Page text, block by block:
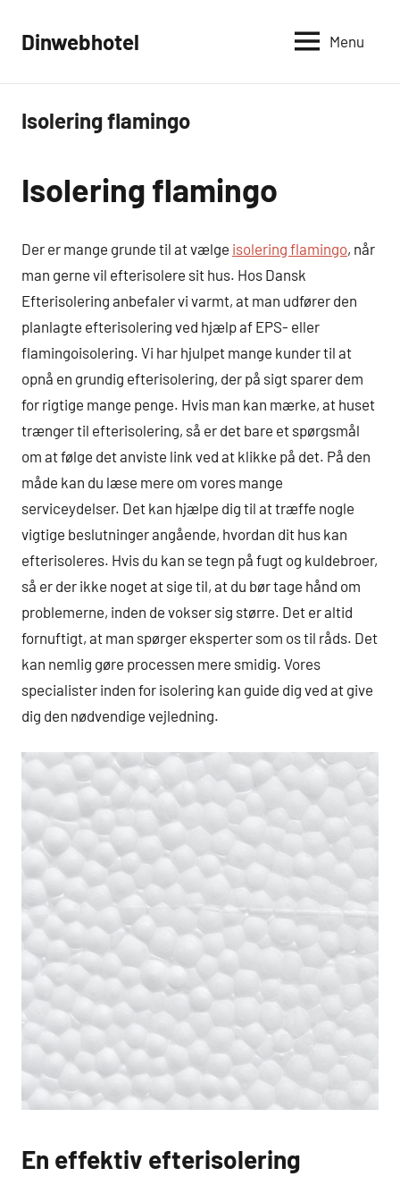
Dinwebhotel Menu
Service
Isolering flamingo
Isolering flamingo
Der er mange grunde til at vælge isolering flamingo, når
man gerne vil efterisolere sit hus. Hos Dansk
Efterisolering anbefaler vi varmt, at man udfører den
planlagte efterisolering ved hjælp af EPS- eller
flamingoisolering. Vi har hjulpet mange kunder til at
opnå en grundig efterisolering, der på sigt sparer dem
for rigtige mange penge. Hvis man kan mærke, at huset
trænger til efterisolering, så er det bare et spørgsmål
om at følge det anviste link ved at klikke på det. På den
måde kan du læse mere om vores mange
serviceydelser. Det kan hjælpe dig til at træffe nogle
vigtige beslutninger angående, hvordan dit hus kan
efterisoleres. Hvis du kan se tegn på fugt og kuldebroer,
så er der ikke noget at sige til, at du bør tage hånd om
problemerne, inden de vokser sig større. Det er altid
fornuftigt, at man spørger eksperter som os til råds. Det
kan nemlig gøre processen mere smidig. Vores
specialister inden for isolering kan guide dig ved at give
dig den nødvendige vejledning.
En effektiv efterisolering